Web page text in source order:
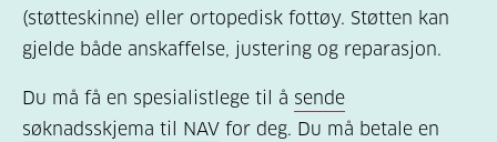
(støtteskinne) eller ortopedisk fottøy. Støtten kan
gjelde både anskaffelse, justering og reparasjon.
Du må få en spesialistlege til å sende
søknadsskjema til NAV for deg. Du må betale en